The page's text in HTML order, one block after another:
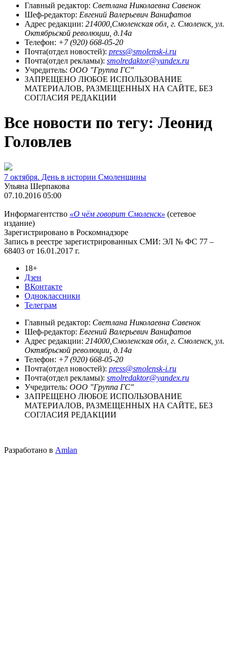
Главный редактор: Светлана Николаевна Савенок
Шеф-редактор: Евгений Валерьевич Ванифатов
Адрес редакции: 214000,Смоленская обл, г. Смоленск, ул.
Октябрьской революции, д.14а
Телефон: +7 (920) 668-05-20
Почта(отдел новостей): press@smolensk-i.ru
Почта(отдел рекламы): smolredaktor@yandex.ru
Учредитель: ООО "Группа ГС"
ЗАПРЕЩЕНО ЛЮБОЕ ИСПОЛЬЗОВАНИЕ
МАТЕРИАЛОВ, РАЗМЕЩЕННЫХ НА САЙТЕ, БЕЗ
СОГЛАСИЯ РЕДАКЦИИ
Все новости по тегу: Леонид
Головлев
7 октября. День в истории Смоленщины
Ульяна Шерпакова
07.10.2016 05:00
Информагентство «О чём говорит Смоленск» (сетевое
издание)
Зарегистрировано в Роскомнадзоре
Запись в реестре зарегистрированных СМИ: ЭЛ № ФС 77 –
68403 от 16.01.2017 г.
18+
Дзен
ВКонтакте
Одноклассники
Телеграм
Главный редактор: Светлана Николаевна Савенок
Шеф-редактор: Евгений Валерьевич Ванифатов
Адрес редакции: 214000,Смоленская обл, г. Смоленск, ул.
Октябрьской революции, д.14а
Телефон: +7 (920) 668-05-20
Почта(отдел новостей): press@smolensk-i.ru
Почта(отдел рекламы): smolredaktor@yandex.ru
Учредитель: ООО "Группа ГС"
ЗАПРЕЩЕНО ЛЮБОЕ ИСПОЛЬЗОВАНИЕ
МАТЕРИАЛОВ, РАЗМЕЩЕННЫХ НА САЙТЕ, БЕЗ
СОГЛАСИЯ РЕДАКЦИИ
Разработано в Amlan